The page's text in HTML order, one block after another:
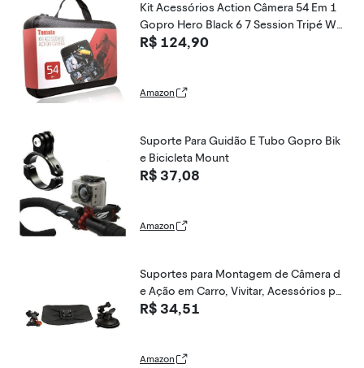
Kit Acessórios Action Câmera 54 Em 1
Gopro Hero Black 6 7 Session Tripé Wa
y 3 Em 1
R$ 124,90
Amazon
Suporte Para Guidão E Tubo Gopro Bik
e Bicicleta Mount
R$ 37,08
Amazon
Suportes para Montagem de Câmera d
e Ação em Carro, Vivitar, Acessórios pa
ra Câmeras Digitais
R$ 34,51
Amazon